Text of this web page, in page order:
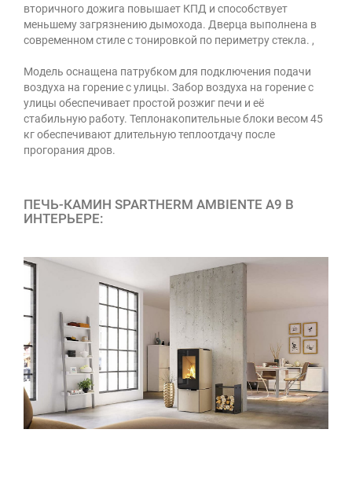
вторичного дожига повышает КПД и способствует
меньшему загрязнению дымохода. Дверца выполнена в
современном стиле с тонировкой по периметру стекла. ,
Модель оснащена патрубком для подключения подачи
воздуха на горение с улицы. Забор воздуха на горение с
улицы обеспечивает простой розжиг печи и её
стабильную работу. Теплонакопительные блоки весом 45
кг обеспечивают длительную теплоотдачу после
прогорания дров.
ПЕЧЬ-КАМИН SPARTHERM AMBIENTE A9 В
ИНТЕРЬЕРЕ: